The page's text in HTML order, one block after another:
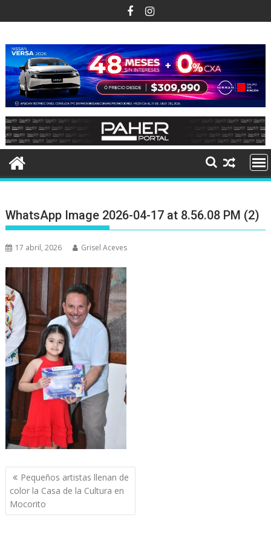
al
WhatsApp Image 2026-04-17 at 8.56.08 PM (2)
17 abril, 2026 Grisel Aceves
Navegación
de
entradas
Pequeños artistas llenan de
color la Casa de la Cultura en
Mocorito